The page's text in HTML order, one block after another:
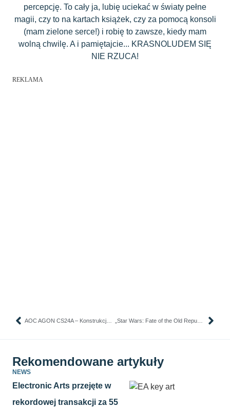
percepcję. To cały ja, lubię uciekać w światy pełne
magii, czy to na kartach książek, czy za pomocą konsoli
(mam zielone serce!) i robię to zawsze, kiedy mam
wolną chwilę. A i pamiętajcie... KRASNOLUDEM SIĘ
NIE RZUCA!
REKLAMA
„Star Wars: Fate of the Old Republic” nie będzie gigantycznym RPG.
Rekomendowane artykuły
NEWS
Electronic Arts przejęte w
rekordowej transakcji za 55